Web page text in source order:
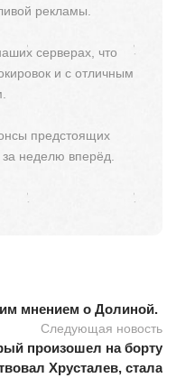
рекламы.
серверах, что
и с отличным
предстоящих
неделю вперёд.
мнением о Долиной.
Следующая новость
произошел на борту
Хрусталев, стала